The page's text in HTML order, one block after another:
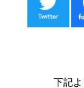
下記